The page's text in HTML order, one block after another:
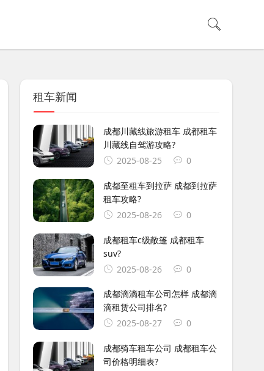
租车新闻
成都川藏线旅游租车 成都租车
川藏线自驾游攻略?
2025-08-25
0
成都至租车到拉萨 成都到拉萨
租车攻略?
2025-08-26
0
成都租车c级敞篷 成都租车
suv?
2025-08-26
0
成都滴滴租车公司怎样 成都滴
滴租赁公司排名?
2025-08-27
0
成都骑车租车公司 成都租车公
司价格明细表?